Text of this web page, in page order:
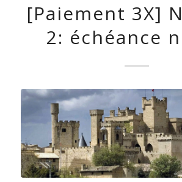
[Paiement 3X]
2: échéance